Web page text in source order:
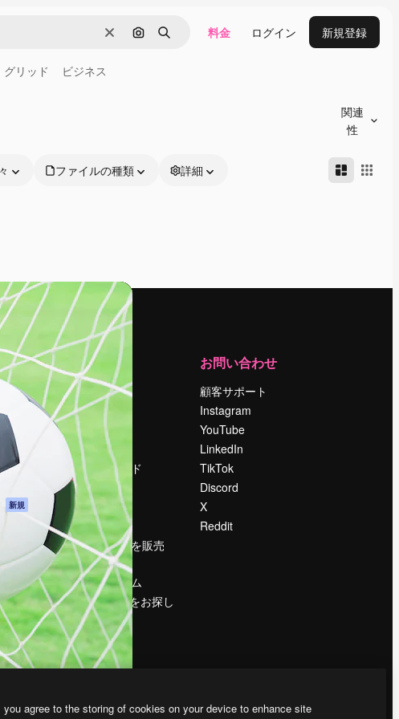
消去 画像で検索
検索 料金 ログイン 新規登録
グリッド ビジネス
関連
性
ファイルの種類 詳細
ポリ
新規
ンター
イト
運営
料金
会社概要
Reviews
採用情報
検索トレンド
ブログ
イベント
Slidesgo
コンテンツを販売
する
プレスルーム
magnific.aiをお探し
ですか？
お問い合わせ
顧客サポート
Instagram
YouTube
LinkedIn
TikTok
Discord
X
Reddit
you agree to the storing of cookies on your device to enhance site